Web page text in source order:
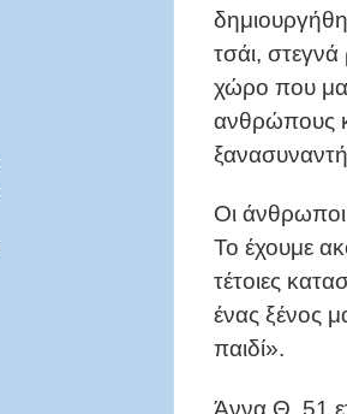
τσάι,
χώρο που
ανθρώπους
Οι
Το έχουμε
τέτοιες
ένας ξένος
παιδί».
Άννα Θ. 51